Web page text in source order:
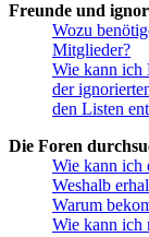
Freunde und
Wozu
Mitglieder?
Wie kann ich
der
den Listen
Die Foren
Wie kann ich
Weshalb
Warum
Wie kann ich